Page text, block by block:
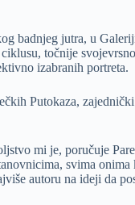
badnjeg jutra, u
točnije
izabranih portreta.
Putokaza,
mi je, poručuje
svima
autoru na ideji da